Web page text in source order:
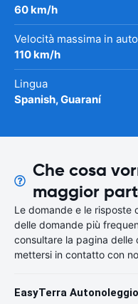
60 km/h
Velocità massima in
110 km/h
Lingua
Spanish, Guaraní
Che cosa
maggior
Le domande e le risposte
delle domande più
consultare la pagina
mettersi in contatto con
EasyTerra